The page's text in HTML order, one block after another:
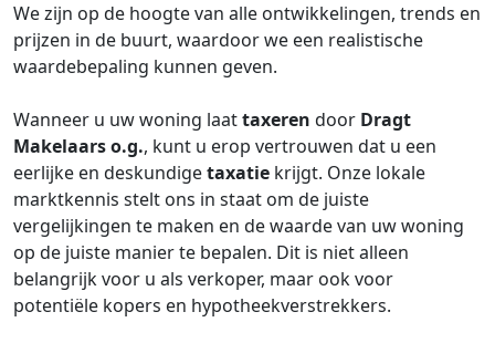
We zijn op de hoogte van alle ontwikkelingen, trends en
prijzen in de buurt, waardoor we een realistische
waardebepaling kunnen geven.
Wanneer u uw woning laattaxeren door Dragt
Makelaars o.g., kunt u erop vertrouwen dat u een
eerlijke en deskundigetaxatie krijgt. Onze lokale
marktkennis stelt ons in staat om de juiste
vergelijkingen te maken en de waarde van uw woning
op de juiste manier te bepalen. Dit is niet alleen
belangrijk voor u als verkoper, maar ook voor
potentiële kopers en hypotheekverstrekkers.